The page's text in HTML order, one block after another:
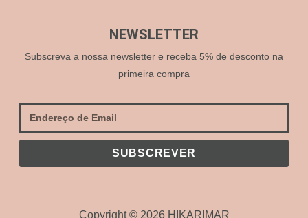
NEWSLETTER
Subscreva a nossa newsletter e receba 5% de desconto na
primeira compra
SUBSCREVER
Copyright © 2026 HIKARIMAR